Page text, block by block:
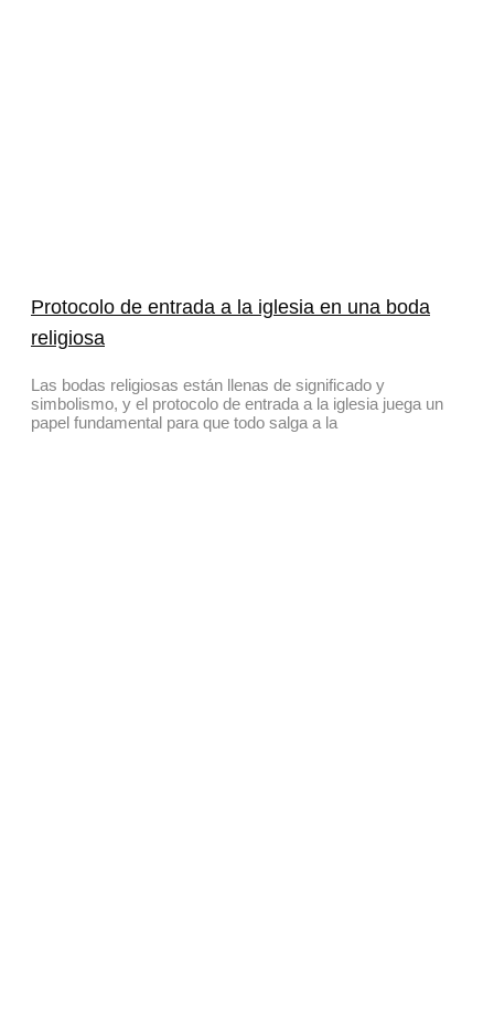
Protocolo de entrada a la iglesia en una boda
religiosa
Las bodas religiosas están llenas de significado y
simbolismo, y el protocolo de entrada a la iglesia juega un
papel fundamental para que todo salga a la